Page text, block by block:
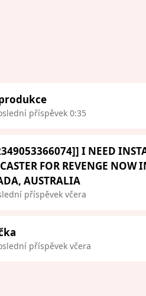
příspěvek 0:35
I NEED
FOR REVENGE NOW
AUSTRALIA
příspěvek včera
příspěvek včera